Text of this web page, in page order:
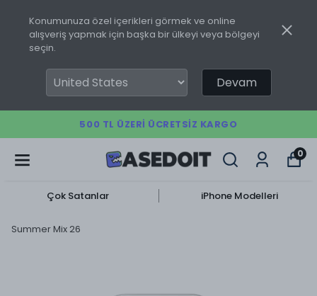
Konumunuza özel içerikleri görmek ve online
alışveriş yapmak için başka bir ülkeyi veya bölgeyi
seçin.
Devam
500 TL ÜZERI ÜCRETSIZ KARGO
0
Çok Satanlar iPhone Modelleri
Summer Mix 26